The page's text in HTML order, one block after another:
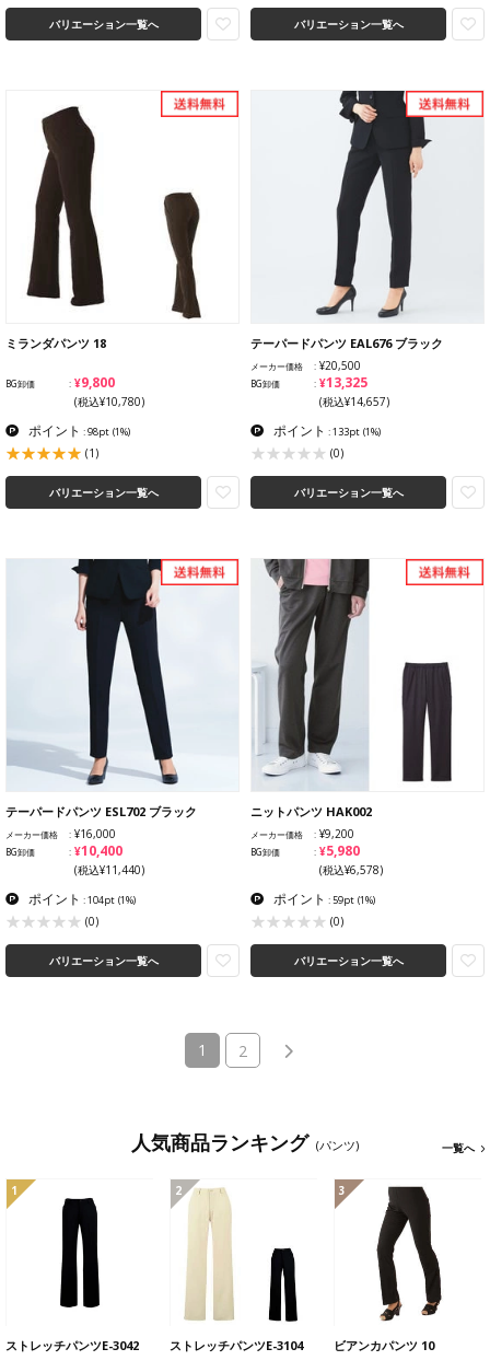
バリエーション一覧へ バリエーション一覧へ
ミランダパンツ 18
BG卸価 ¥9,800
(税込¥10,780)
ポイント : 98pt (1%)
(1)
バリエーション一覧へ
テーパードパンツ EAL676 ブラック
メーカー価格 ¥20,500
BG卸価 ¥13,325
(税込¥14,657)
ポイント : 133pt (1%)
(0)
バリエーション一覧へ
テーパードパンツ ESL702 ブラック
メーカー価格 ¥16,000
BG卸価 ¥10,400
(税込¥11,440)
ポイント : 104pt (1%)
(0)
バリエーション一覧へ
ニットパンツ HAK002
メーカー価格 ¥9,200
BG卸価 ¥5,980
(税込¥6,578)
ポイント : 59pt (1%)
(0)
バリエーション一覧へ
1 (current)
2
人気商品ランキング (パンツ) 一覧へ
1
ストレッチパンツE-3042
2
ストレッチパンツE-3104
3
ビアンカパンツ 10